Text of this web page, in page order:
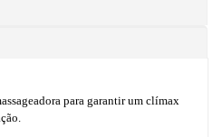
para garantir um clímax